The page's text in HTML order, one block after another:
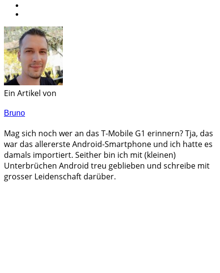
Ein Artikel von
Bruno
Mag sich noch wer an das T-Mobile G1 erinnern? Tja, das
war das allererste Android-Smartphone und ich hatte es
damals importiert. Seither bin ich mit (kleinen)
Unterbrüchen Android treu geblieben und schreibe mit
grosser Leidenschaft darüber.